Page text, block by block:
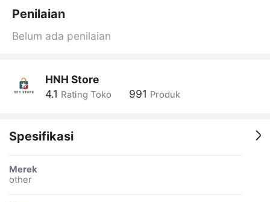
Penilaian
Belum ada penilaian
HNH Store
4.1 Rating Toko 991 Produk
Spesifikasi
Merek
other